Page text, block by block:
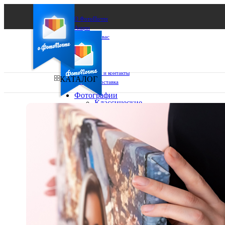
О ФотоПочте
Акции
Сделаем за вас
Бизнесу
FAQ
Франшиза
Поддержка и контакты
Оплата и доставка
Ваш город:
Ваш регион доставки
Выберите из списка:
КАТАЛОГ
Фотографии
Классические
10х15
13х18
15х15
15х20
20х20
20х30
30х30
30х40
А4
Фото